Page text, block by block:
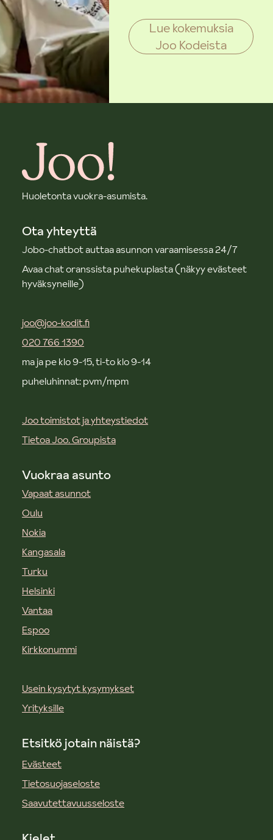
Lue kokemuksia
Joo Kodeista
Huoletonta vuokra-asumista.
Ota yhteyttä
Jobo-chatbot auttaa asunnon varaamisessa 24/7
Avaa chat oranssista puhekuplasta (näkyy evästeet
hyväksyneille)
joo@joo-kodit.fi
020 766 1390
ma ja pe klo 9-15, ti-to klo 9-14
puheluhinnat: pvm/mpm
Joo toimistot ja yhteystiedot
Tietoa Joo. Groupista
Vuokraa asunto
Vapaat asunnot
Oulu
Nokia
Kangasala
Turku
Helsinki
Vantaa
Espoo
Kirkkonummi
Usein kysytyt kysymykset
Yrityksille
Etsitkö jotain näistä?
Evästeet
Tietosuojaseloste
Saavutettavuusseloste